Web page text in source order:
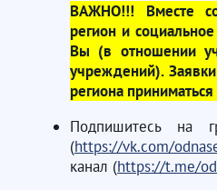
ВАЖНО!!! Вместе
регион и
Вы (в отношении
учреждений).
региона
Подпишитесь на
(https://vk.com/
канал (https://t.me/